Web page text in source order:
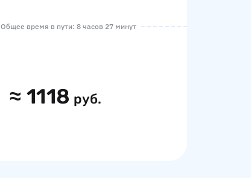
Общее время в пути: 8 часов 27 минут
≈1118 руб.